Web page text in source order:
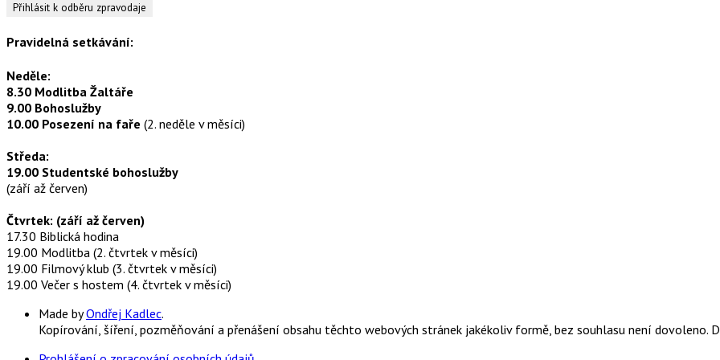
Pravidelná setkávání:
Neděle:
8.30 Modlitba Žaltáře
9.00 Bohoslužby
10.00 Posezení na faře (2. neděle v měsíci)
Středa:
19.00 Studentské bohoslužby
(září až červen)
Čtvrtek: (září až červen)
17.30 Biblická hodina
19.00 Modlitba (2. čtvrtek v měsíci)
19.00 Filmový klub (3. čtvrtek v měsíci)
19.00 Večer s hostem (4. čtvrtek v měsíci)
Made byOndřej Kadlec.
Kopírování, šíření, pozměňování a přenášení obsahu těchto webových stránek jakékoliv formě, bez souhlasu není dovoleno.